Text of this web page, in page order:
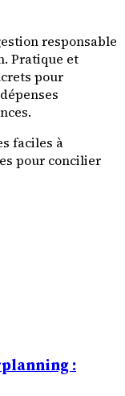
responsable
Pratique et
pour
faciles à
pour concilier
: